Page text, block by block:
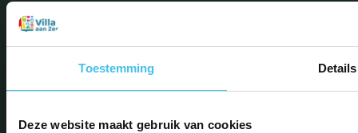
Toestemming Details
Deze website maakt gebruik van cookies
Voortgezet Onderwijs (13 – 18 jaar)
0223 – 540 379